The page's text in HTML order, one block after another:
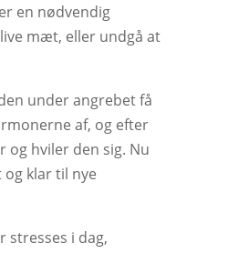
en nødvendig
mæt, eller undgå at
under angrebet få
af, og efter
og hviler den sig. Nu
klar til nye
stresses i dag,